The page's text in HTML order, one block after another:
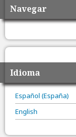
Navegar
Idioma
Español (España)
English